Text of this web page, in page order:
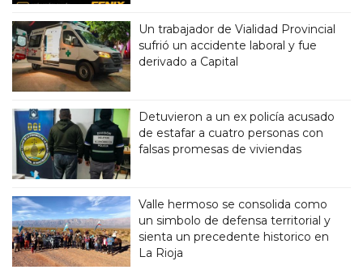
Un trabajador de Vialidad Provincial
sufrió un accidente laboral y fue
derivado a Capital
Detuvieron a un ex policía acusado
de estafar a cuatro personas con
falsas promesas de viviendas
Valle hermoso se consolida como
un simbolo de defensa territorial y
sienta un precedente historico en
La Rioja